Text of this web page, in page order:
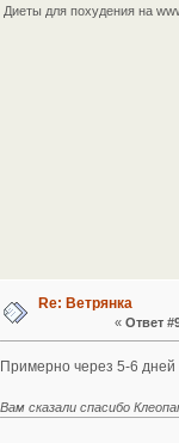
Диеты для похудения на
Re: Ветрянка
«Ответ
Примерно через 5-6 дней
Вам сказали спасибо